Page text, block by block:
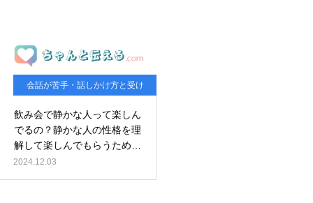
会話が苦手・話しかけ方と受け
飲み会で静かな人って楽しん
でるの？静かな人の性格を理
解して楽しんでもらうための
方法
2024.12.03